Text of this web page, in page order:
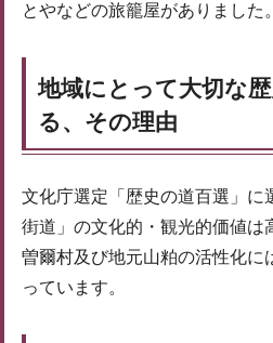
とやなどの旅籠屋がありました。
地域にとって大切な
る、その理由
文化庁選定「歴史の道百選」に
街道」の文化的・観光的価値は
曽爾村及び地元山粕の活性化に
っています。